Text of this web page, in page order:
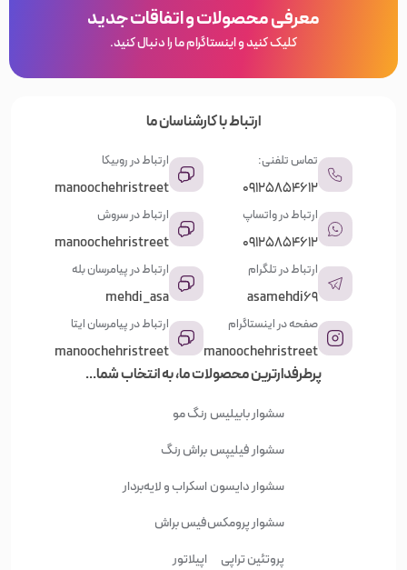
معرفی محصولات و اتفاقات جدید
کلیک کنید و اینستاگرام ما را دنبال کنید.
ارتباط با کارشناسان ما
تماس تلفنی:
09125854612
ارتباط در واتساپ
09125854612
ارتباط در تلگرام
asamehdi69
صفحه در اینستاگرام
manoochehristreet
ارتباط در روبیکا
manoochehristreet
ارتباط در سروش
manoochehristreet
ارتباط در پیامرسان بله
mehdi_asa
ارتباط در پیامرسان ایتا
manoochehristreet
پرطرفدارترین محصولات ما، به انتخاب شما...
سشوار بابیلیس
سشوار فیلیپس
سشوار دایسون
سشوار پرومکس
پروتئین تراپی
رنگ مو
براش رنگ
اسکراب و لایه‌بردار
فیس براش
اپیلاتور